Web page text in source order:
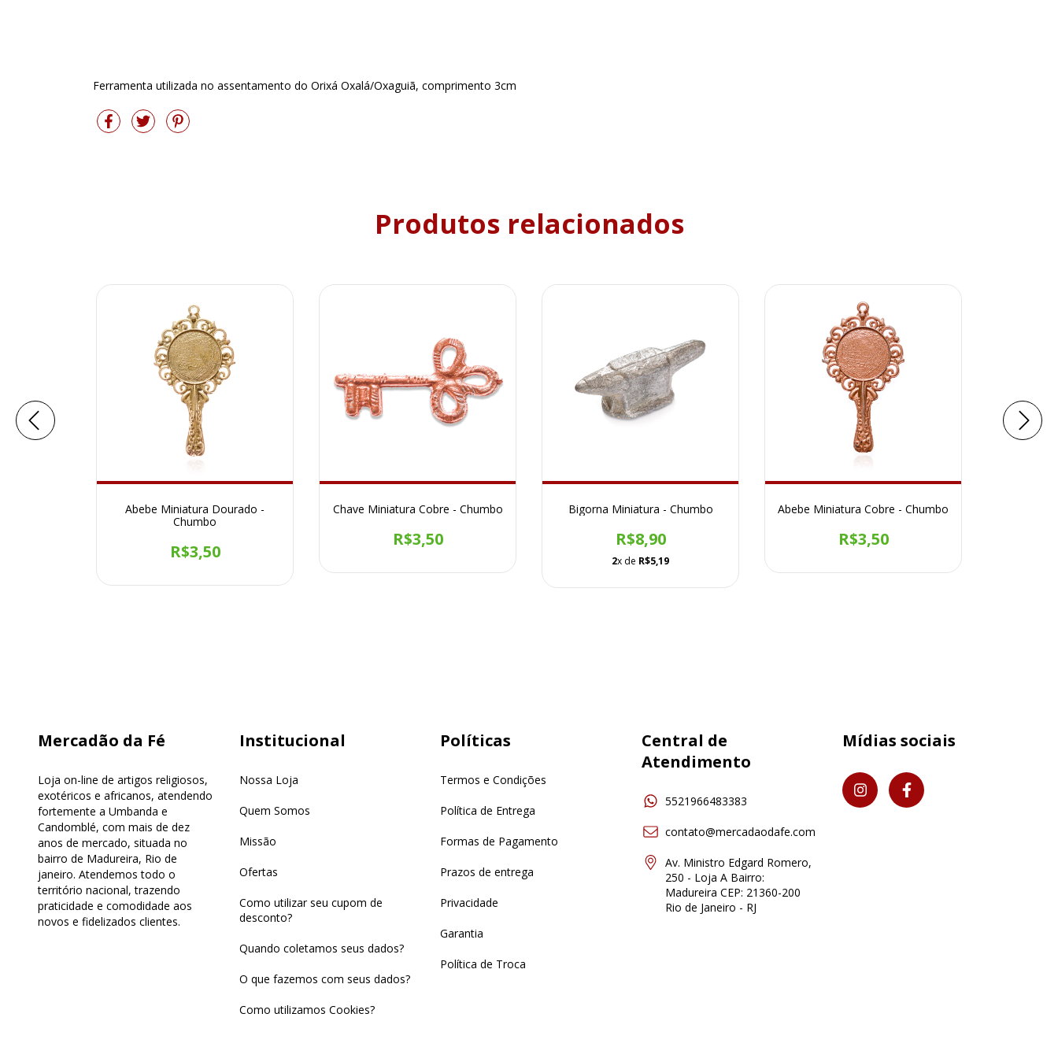
Ferramenta utilizada no assentamento do Orixá Oxalá/Oxaguiã, comprimento 3cm
Produtos relacionados
Abebe Miniatura Dourado -
Chumbo
R$3,50
Chave Miniatura Cobre - Chumbo
R$3,50
Bigorna Miniatura - Chumbo
R$8,90
2x de R$5,19
Abebe Miniatura Cobre - Chumbo
R$3,50
Mercadão da Fé
Loja on-line de artigos religiosos,
exotéricos e africanos, atendendo
fortemente a Umbanda e
Candomblé, com mais de dez
anos de mercado, situada no
bairro de Madureira, Rio de
janeiro. Atendemos todo o
território nacional, trazendo
praticidade e comodidade aos
novos e fidelizados clientes.
Institucional
Nossa Loja
Quem Somos
Missão
Ofertas
Como utilizar seu cupom de
desconto?
Quando coletamos seus dados?
O que fazemos com seus dados?
Como utilizamos Cookies?
Políticas
Termos e Condições
Política de Entrega
Formas de Pagamento
Prazos de entrega
Privacidade
Garantia
Política de Troca
Central de
Atendimento
5521966483383
contato@mercadaodafe.com
Av. Ministro Edgard Romero,
250 - Loja A Bairro:
Madureira CEP: 21360-200
Rio de Janeiro - RJ
Mídias sociais